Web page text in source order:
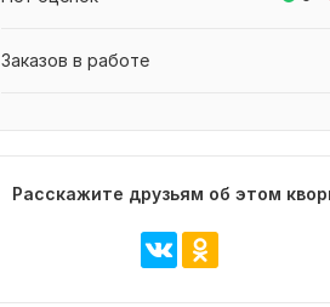
Заказов в работе
Расскажите друзьям об этом